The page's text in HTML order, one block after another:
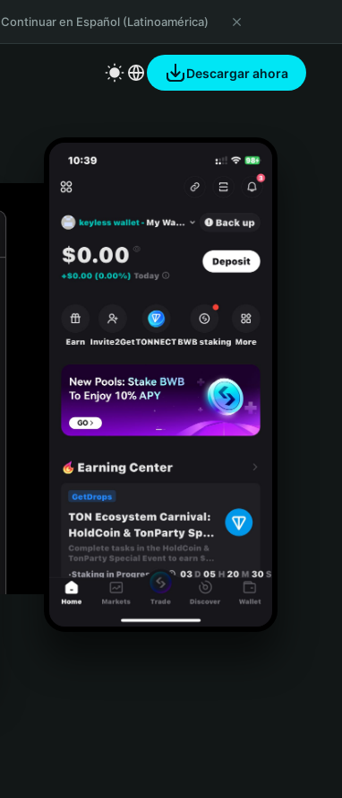
Continuar en Español (Latinoamérica)
Descargar ahora